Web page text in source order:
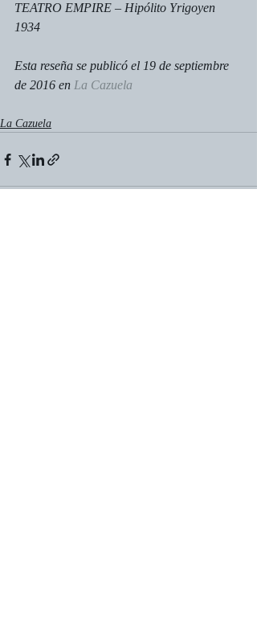
TEATRO EMPIRE – Hipólito Yrigoyen
1934
Esta reseña se publicó el 19 de septiembre
de 2016 en La Cazuela
La Cazuela